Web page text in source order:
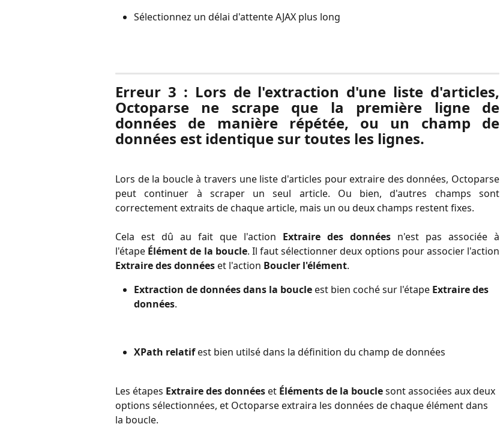
Sélectionnez un délai d'attente AJAX plus long
Erreur 3 : Lors de l'extraction d'une liste d'articles,
Octoparse ne scrape que la première ligne de
données de manière répétée, ou un champ de
données est identique sur toutes les lignes.
Lors de la boucle à travers une liste d'articles pour extraire des données, Octoparse
peut continuer à scraper un seul article. Ou bien, d'autres champs sont
correctement extraits de chaque article, mais un ou deux champs restent fixes.
Cela est dû au fait que l'action Extraire des données n'est pas associée à
l'étape Élément de la boucle. Il faut sélectionner deux options pour associer l'action
Extraire des donnéeset l'action Boucler l'élément.
Extraction de données dans la boucle est bien coché sur l'étape Extraire des
données.
XPath relatif est bien utilsé dans la définition du champ de données
Les étapes Extraire des données et Éléments de la boucle sont associées aux deux
options sélectionnées, et Octoparse extraira les données de chaque élément dans
la boucle.